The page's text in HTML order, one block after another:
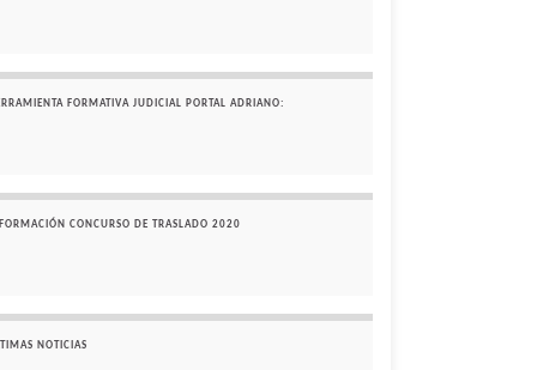
FORMATIVA JUDICIAL PORTAL ADRIANO:
CONCURSO DE TRASLADO 2020
NOTICIAS